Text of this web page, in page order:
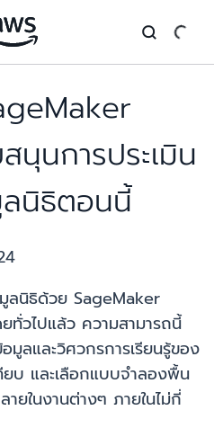
นการประเมิน
นิธิตอนนี้
ลนิธิด้วย SageMaker
ทั่วไปแล้ว ความสามารถนี้
มูลและวิศวกรการเรียนรู้ของ
ยบ และเลือกแบบจำลองพื้น
ยในงานต่างๆ ภายในไม่กี่